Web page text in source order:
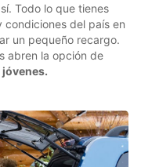
Todo lo que tienes
del país en
un pequeño recargo.
abren la opción de